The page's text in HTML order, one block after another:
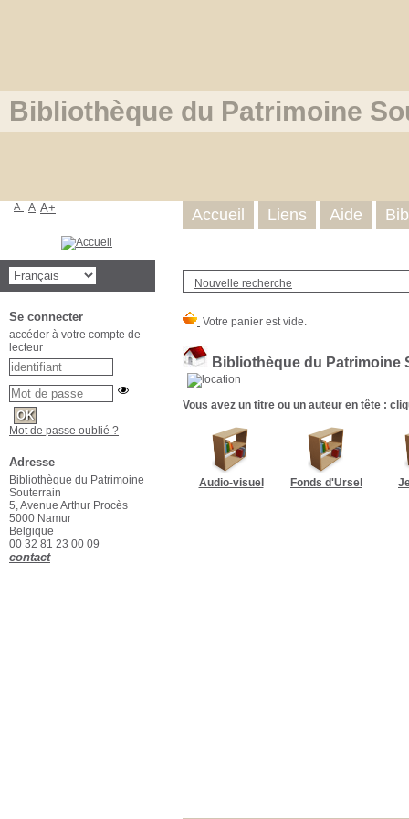
Bibliothèque du Patrimoine
Nouvelle recherche
Bibliothèque du Patrimoine
Vous avez un titre ou un auteur en tête :
Audio-visuel Fonds d'Ursel
Accueil Liens Aide
A- A A+
Se connecter
accéder à votre compte de
lecteur
Mot de passe oublié ?
Adresse
Bibliothèque du Patrimoine
Souterrain
5, Avenue Arthur Procès
5000 Namur
Belgique
00 32 81 23 00 09
contact